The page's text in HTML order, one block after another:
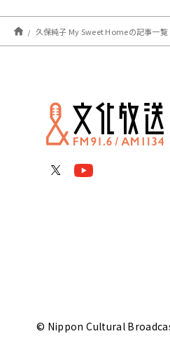
久保純子 My Sweet Homeの記事一覧
© Nippon Cultural